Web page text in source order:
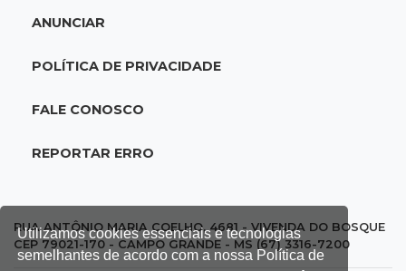
Utilizamos cookies essenciais e tecnologias
semelhantes de acordo com a nossa Política de
abertas em 114 funções
Em visita à Feira Central, Riedel volta a
futuro do jogo do bicho no País
ANUNCIAR
POLÍTICA DE PRIVACIDADE
FALE CONOSCO
REPORTAR ERRO
RUA ANTÔNIO MARIA COELHO, 4681 - VIVENDA DO BOSQUE
CEP 79021-170 - CAMPO GRANDE - MS (67) 3316-7200